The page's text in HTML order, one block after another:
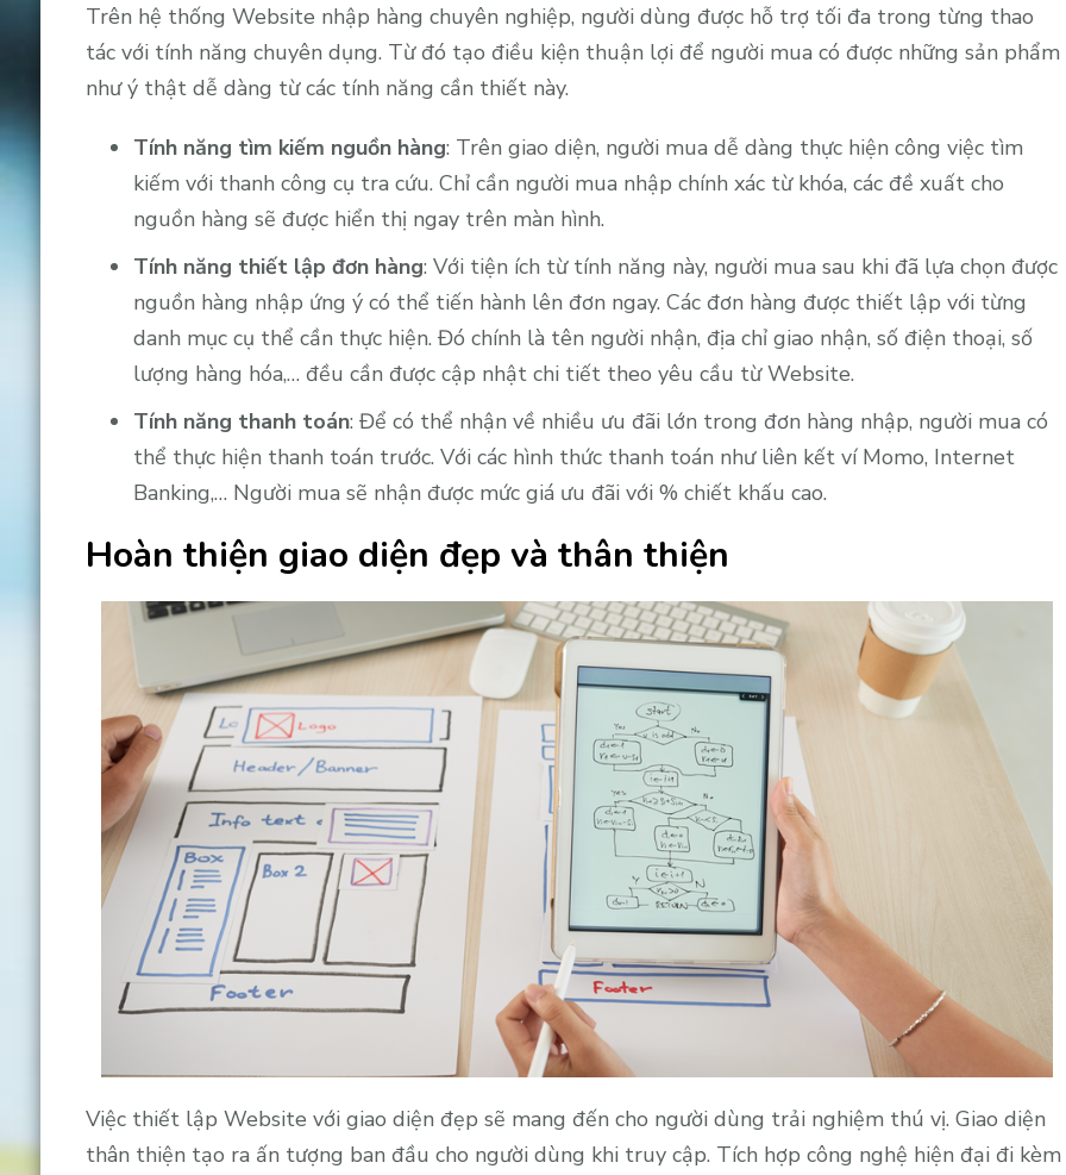
Trên hệ thống Website nhập hàng chuyên nghiệp, người dùng được hỗ trợ tối đa trong từng thao
tác với tính năng chuyên dụng. Từ đó tạo điều kiện thuận lợi để người mua có được những sản phẩm
như ý thật dễ dàng từ các tính năng cần thiết này.
Tính năng tìm kiếm nguồn hàng: Trên giao diện, người mua dễ dàng thực hiện công việc tìm
kiếm với thanh công cụ tra cứu. Chỉ cần người mua nhập chính xác từ khóa, các đề xuất cho
nguồn hàng sẽ được hiển thị ngay trên màn hình.
Tính năng thiết lập đơn hàng: Với tiện ích từ tính năng này, người mua sau khi đã lựa chọn được
nguồn hàng nhập ứng ý có thể tiến hành lên đơn ngay. Các đơn hàng được thiết lập với từng
danh mục cụ thể cần thực hiện. Đó chính là tên người nhận, địa chỉ giao nhận, số điện thoại, số
lượng hàng hóa,… đều cần được cập nhật chi tiết theo yêu cầu từ Website.
Tính năng thanh toán: Để có thể nhận về nhiều ưu đãi lớn trong đơn hàng nhập, người mua có
thể thực hiện thanh toán trước. Với các hình thức thanh toán như liên kết ví Momo, Internet
Banking,… Người mua sẽ nhận được mức giá ưu đãi với % chiết khấu cao.
Hoàn thiện giao diện đẹp và thân thiện
Việc thiết lập Website với giao diện đẹp sẽ mang đến cho người dùng trải nghiệm thú vị. Giao diện
thân thiện tạo ra ấn tượng ban đầu cho người dùng khi truy cập. Tích hợp công nghệ hiện đại đi kèm